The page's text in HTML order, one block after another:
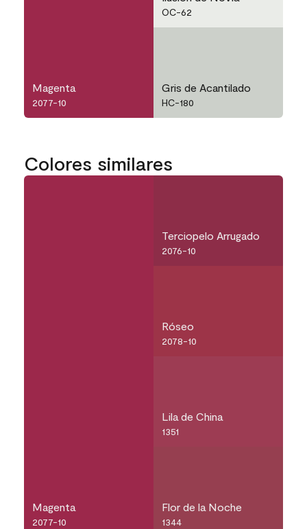
Magenta
2077-10
OC-62
Gris de Acantilado
HC-180
Colores similares
Magenta
2077-10
Terciopelo Arrugado
2076-10
Róseo
2078-10
Lila de China
1351
Flor de la Noche
1344